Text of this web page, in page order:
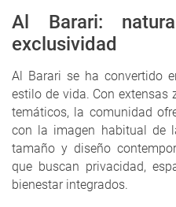
Al Barari:
exclusividad
Al Barari se ha convertido
estilo de vida. Con extensas
temáticos, la comunidad
con la imagen habitual de
tamaño y diseño
que buscan privacidad,
bienestar integrados.